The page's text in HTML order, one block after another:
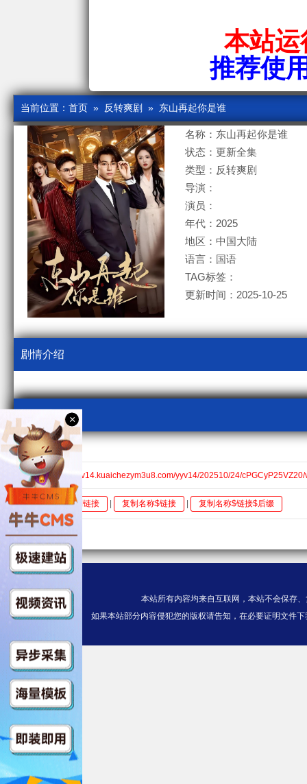
本站
推荐使
当前位置： 首页 » 反转爽剧 » 东山再起你是谁
名称：东山再起你是谁
状态：更新全集
类型：反转爽剧
导演：
演员：
年代：2025
地区：中国大陆
语言：国语
TAG标签：
更新时间：2025-10-25
剧情介绍
kcm3u8
全集$https://v14.kuaichezym3u8.com/yyv14/202510/24/
全选 复制链接 复制名称$链接 复制名称$链接$后缀
本站所有内容均来自互联网，本站不会保存
如果本站部分内容侵犯您的版权请告知，在必要证明文件
×